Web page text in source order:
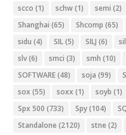
scco (1) schw(1) semi (2)
Shanghai (65) Shcomp (65)
sidu (4) SIL(5) SILJ (6)
slv(6) smci (3) smh (10)
SOFTWARE(48) soja (99)
sox (55) soxx (1) soyb (1)
Spx 500 (733) Spy(104)
Standalone (2120) stne (2)